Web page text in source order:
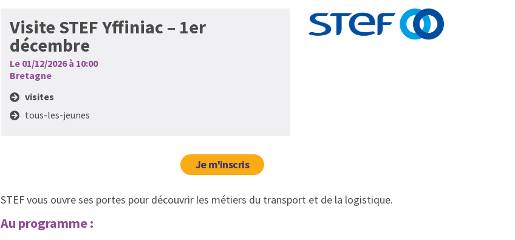
Visite STEF Yffiniac – 1er
décembre
Le 01/12/2026 à 10:00
Bretagne
visites
tous-les-jeunes
Je m'inscris
STEF vous ouvre ses portes pour découvrir les métiers du transport et de la logistique.
Au programme :